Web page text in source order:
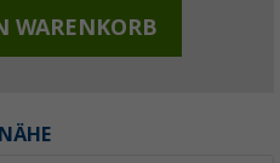
WARENKORB